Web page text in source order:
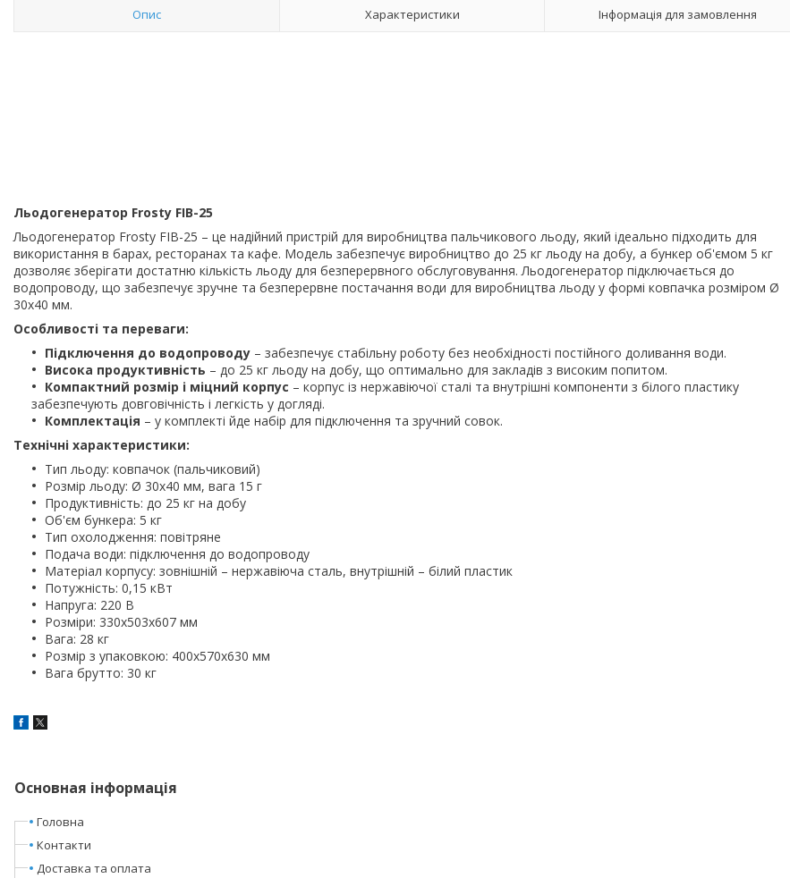
Опис Характеристики Інформація для замовлення
Льодогенератор Frosty FIB-25
Льодогенератор Frosty FIB-25 – це надійний пристрій для виробництва пальчикового льоду, який ідеально підходить для
використання в барах, ресторанах та кафе. Модель забезпечує виробництво до 25 кг льоду на добу, а бункер об'ємом 5 кг
дозволяє зберігати достатню кількість льоду для безперервного обслуговування. Льодогенератор підключається до
водопроводу, що забезпечує зручне та безперервне постачання води для виробництва льоду у формі ковпачка розміром Ø
30x40 мм.
Особливості та переваги:
Підключення до водопроводу – забезпечує стабільну роботу без необхідності постійного доливання води.
Висока продуктивність – до 25 кг льоду на добу, що оптимально для закладів з високим попитом.
Компактний розмір і міцний корпус – корпус із нержавіючої сталі та внутрішні компоненти з білого пластику
забезпечують довговічність і легкість у догляді.
Комплектація – у комплекті йде набір для підключення та зручний совок.
Технічні характеристики:
Тип льоду: ковпачок (пальчиковий)
Розмір льоду: Ø 30x40 мм, вага 15 г
Продуктивність: до 25 кг на добу
Об'єм бункера: 5 кг
Тип охолодження: повітряне
Подача води: підключення до водопроводу
Матеріал корпусу: зовнішній – нержавіюча сталь, внутрішній – білий пластик
Потужність: 0,15 кВт
Напруга: 220 В
Розміри: 330х503х607 мм
Вага: 28 кг
Розмір з упаковкою: 400х570х630 мм
Вага брутто: 30 кг
Основная інформація
Головна
Контакти
Доставка та оплата